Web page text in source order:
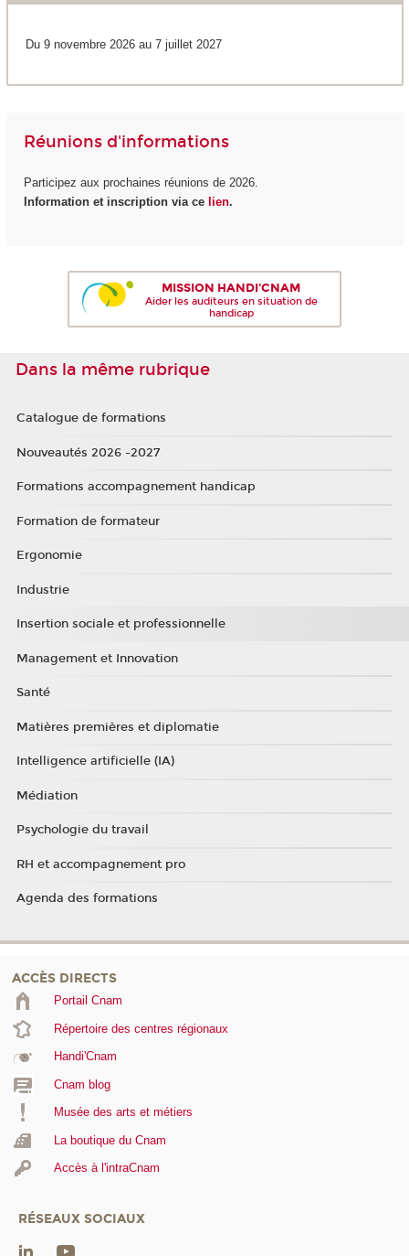
Du 9 novembre 2026 au 7 juillet 2027
Réunions d'informations
Participez aux prochaines réunions de 2026.
Information et inscription via ce lien.
MISSION HANDI'CNAM
Aider les auditeurs en situation de
handicap
Dans la même rubrique
Catalogue de formations
Nouveautés 2026 -2027
Formations accompagnement handicap
Formation de formateur
Ergonomie
Industrie
Insertion sociale et professionnelle
Management et Innovation
Santé
Matières premières et diplomatie
Intelligence artificielle (IA)
Médiation
Psychologie du travail
RH et accompagnement pro
Agenda des formations
ACCÈS DIRECTS
Portail Cnam
Répertoire des centres régionaux
Handi'Cnam
Cnam blog
Musée des arts et métiers
La boutique du Cnam
Accès à l'intraCnam
RÉSEAUX SOCIAUX